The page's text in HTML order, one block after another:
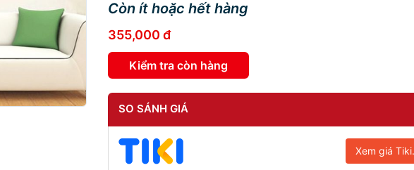
Còn ít hoặc hết hàng
355,000 đ
Kiểm tra còn hàng
SO SÁNH GIÁ
Xem giá